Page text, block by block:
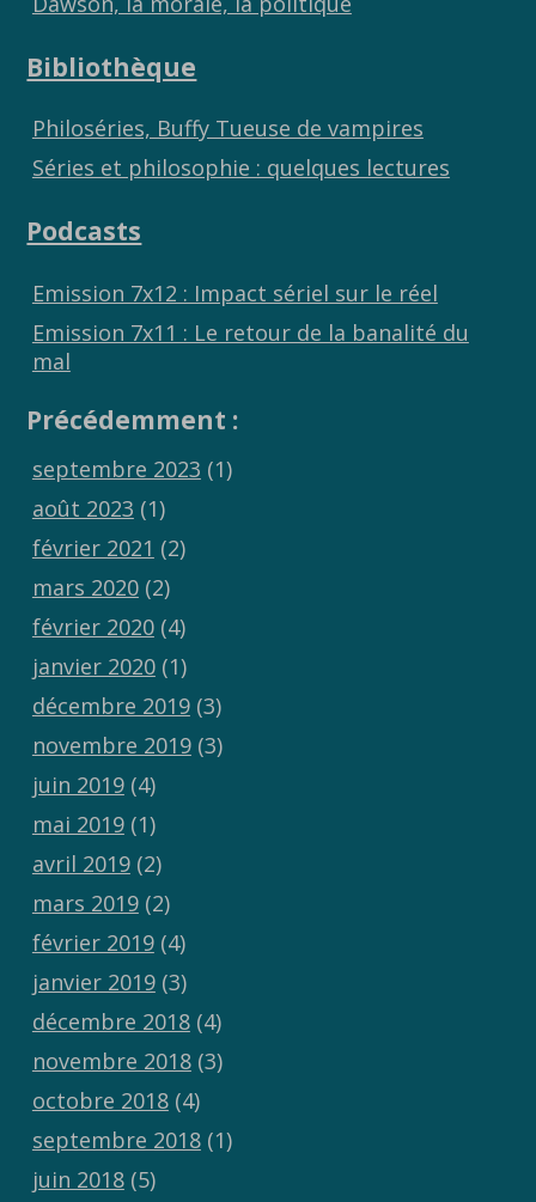
Bibliothèque
Philoséries, Buffy Tueuse de vampires
Séries et philosophie : quelques lectures
Podcasts
Emission 7x12 : Impact sériel sur le réel
Emission 7x11 : Le retour de la banalité du
mal
Précédemment :
septembre 2023 (1)
août 2023 (1)
février 2021 (2)
mars 2020(2)
février 2020(4)
janvier 2020(1)
décembre 2019(3)
novembre 2019(3)
juin 2019(4)
mai 2019(1)
avril 2019(2)
mars 2019(2)
février 2019(4)
janvier 2019(3)
décembre 2018(4)
novembre 2018(3)
octobre 2018(4)
septembre 2018(1)
juin 2018(5)